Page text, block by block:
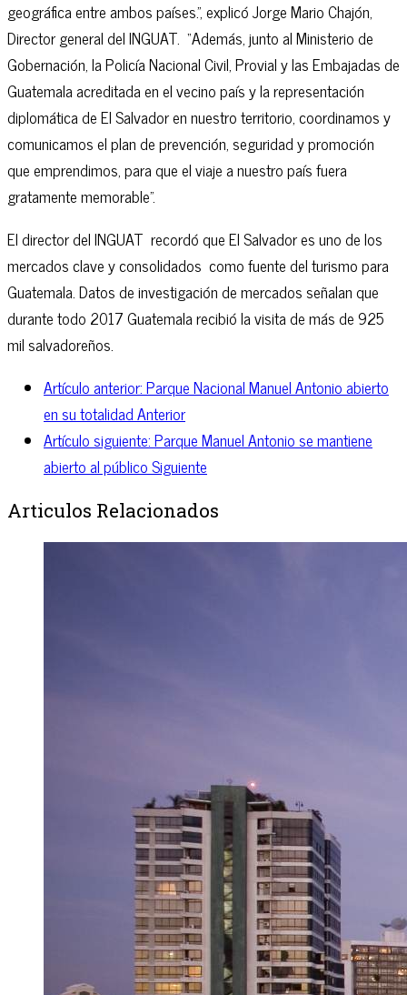
geográfica entre ambos países.”, explicó Jorge Mario Chajón,
Director general del INGUAT. “Además, junto al Ministerio de
Gobernación, la Policía Nacional Civil, Provial y las Embajadas de
Guatemala acreditada en el vecino país y la representación
diplomática de El Salvador en nuestro territorio, coordinamos y
comunicamos el plan de prevención, seguridad y promoción
que emprendimos, para que el viaje a nuestro país fuera
gratamente memorable”.
El director del INGUAT recordó que El Salvador es uno de los
mercados clave y consolidados como fuente del turismo para
Guatemala. Datos de investigación de mercados señalan que
durante todo 2017 Guatemala recibió la visita de más de 925
mil salvadoreños.
Artículo anterior: Parque Nacional Manuel Antonio abierto
en su totalidadAnterior
Artículo siguiente: Parque Manuel Antonio se mantiene
abierto al públicoSiguiente
Articulos Relacionados